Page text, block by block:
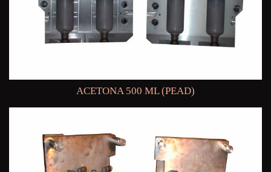
ACETONA 500 ML (PEAD)